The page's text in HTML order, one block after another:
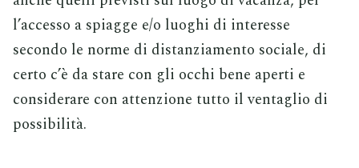
l’accesso a spiagge e/o luoghi di interesse
secondo le norme di distanziamento sociale, di
certo c’è da stare con gli occhi bene aperti e
considerare con attenzione tutto il ventaglio di
possibilità.